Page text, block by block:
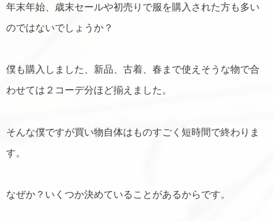
年末年始、歳末セールや初売りで服を購入された方も多い
のではないでしょうか？
僕も購入しました、新品、古着、春まで使えそうな物で合
わせては２コーデ分ほど揃えました。
そんな僕ですが買い物自体はものすごく短時間で終わりま
す。
なぜか？いくつか決めていることがあるからです。